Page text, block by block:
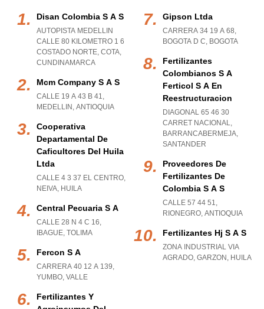
Disan Colombia S A S
AUTOPISTA MEDELLIN
CALLE 80 KILOMETRO 1 6
COSTADO NORTE, COTA,
CUNDINAMARCA
Mcm Company S A S
CALLE 19 A 43 B 41,
MEDELLIN , ANTIOQUIA
Cooperativa
Departamental De
Caficultores Del Huila
Ltda
CALLE 4 3 37 EL CENTRO,
NEIVA, HUILA
Central Pecuaria S A
CALLE 28 N 4 C 16,
IBAGUE, TOLIMA
Fercon S A
CARRERA 40 12 A 139,
YUMBO, VALLE
Fertilizantes Y
Gipson Ltda
CARRERA 34 19 A 68,
BOGOTA D C, BOGOTA
Fertilizantes
Colombianos S A
Ferticol S A En
Reestructuracion
DIAGONAL 65 46 30
CARRET NACIONAL,
BARRANCABERMEJA,
SANTANDER
Proveedores De
Fertilizantes De
Colombia S A S
CALLE 57 44 51,
RIONEGRO, ANTIOQUIA
Fertilizantes Hj S A S
ZONA INDUSTRIAL VIA
AGRADO, GARZON , HUILA